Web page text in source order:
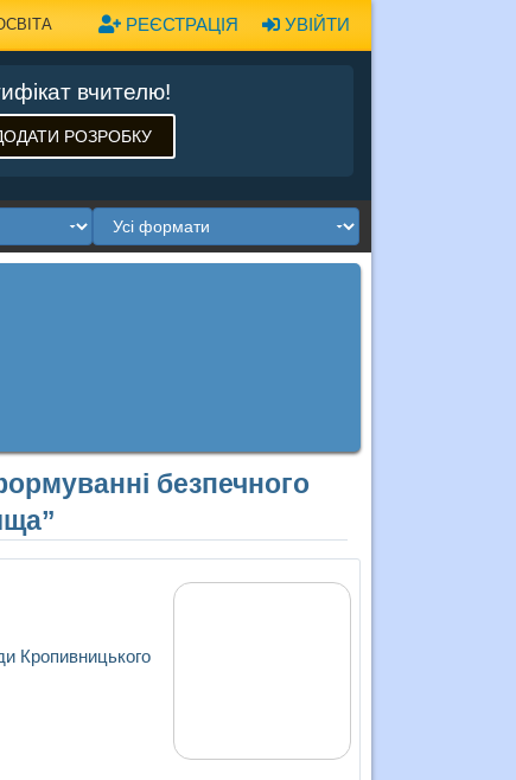
УВІЙТИ
РЕЄСТРАЦІЯ
вчителю!
РОЗРОБКУ
безпечного
Кропивницького